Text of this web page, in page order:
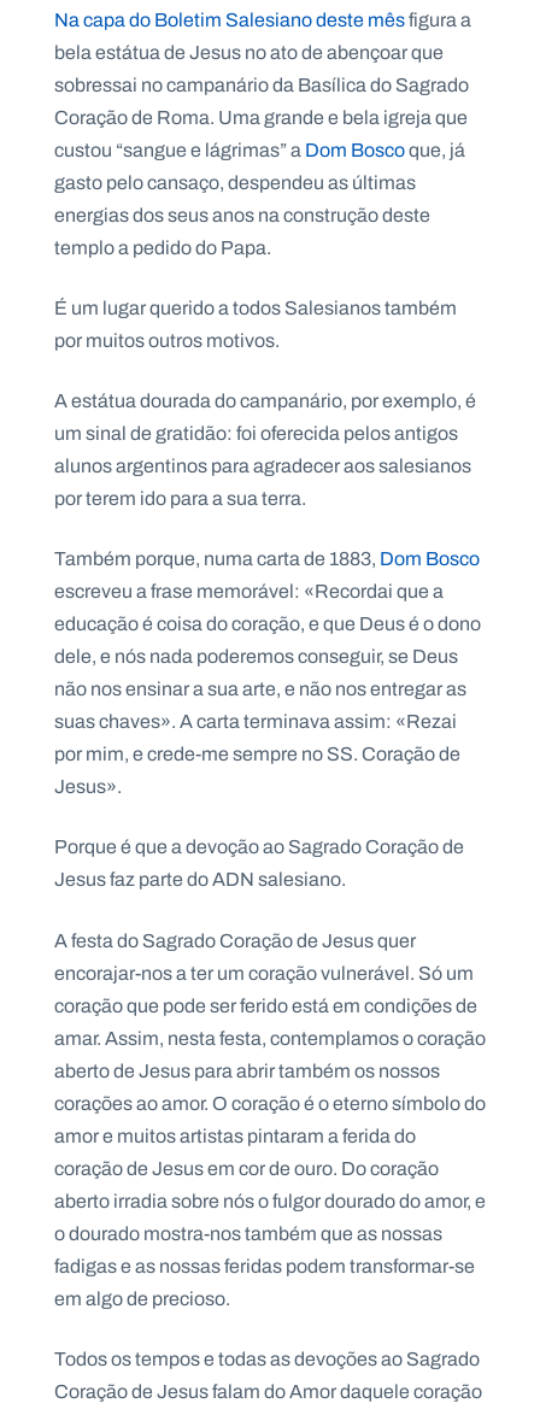
Na capa do Boletim Salesiano deste mêsfigura a
bela estátua de Jesus no ato de abençoar que
sobressai no campanário da Basílica do Sagrado
Coração de Roma. Uma grande e bela igreja que
custou “sangue e lágrimas” aDom Boscoque, já
gasto pelo cansaço, despendeu as últimas
energias dos seus anos na construção deste
templo a pedido do Papa.
É um lugar querido a todos Salesianos também
por muitos outros motivos.
A estátua dourada do campanário, por exemplo, é
um sinal de gratidão: foi oferecida pelos antigos
alunos argentinos para agradecer aos salesianos
por terem ido para a sua terra.
Também porque, numa carta de 1883, Dom Bosco
escreveu a frase memorável: «Recordai que a
educação é coisa do coração, e que Deus é o dono
dele, e nós nada poderemos conseguir, se Deus
não nos ensinar a sua arte, e não nos entregar as
suas chaves». A carta terminava assim: «Rezai
por mim, e crede-me sempre no SS. Coração de
Jesus».
Porque é que a devoção ao Sagrado Coração de
Jesus faz parte do ADN salesiano.
A festa do Sagrado Coração de Jesus quer
encorajar-nos a ter um coração vulnerável. Só um
coração que pode ser ferido está em condições de
amar. Assim, nesta festa, contemplamos o coração
aberto de Jesus para abrir também os nossos
corações ao amor. O coração é o eterno símbolo do
amor e muitos artistas pintaram a ferida do
coração de Jesus em cor de ouro. Do coração
aberto irradia sobre nós o fulgor dourado do amor, e
o dourado mostra-nos também que as nossas
fadigas e as nossas feridas podem transformar-se
em algo de precioso.
Todos os tempos e todas as devoções ao Sagrado
Coração de Jesus falam do Amor daquele coração
l
e
s
i
a
n
o
s
.
p
t
A
e
d
a
C
o
n
c
t
o
s
N
s
l
e
tt
r